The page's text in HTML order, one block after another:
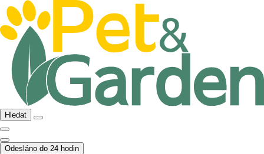
Hledat
Odesláno do 24 hodin